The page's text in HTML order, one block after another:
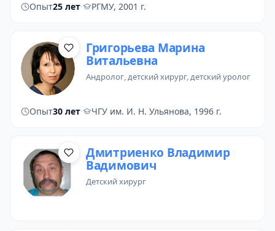
Опыт25 лет· РГМУ, 2001 г.
Григорьева Марина
Витальевна
андролог, детский хирург,детский уролог
Опыт30 лет· ЧГУ им. И. Н. Ульянова, 1996 г.
Дмитриенко Владимир
Вадимович
детский хирург